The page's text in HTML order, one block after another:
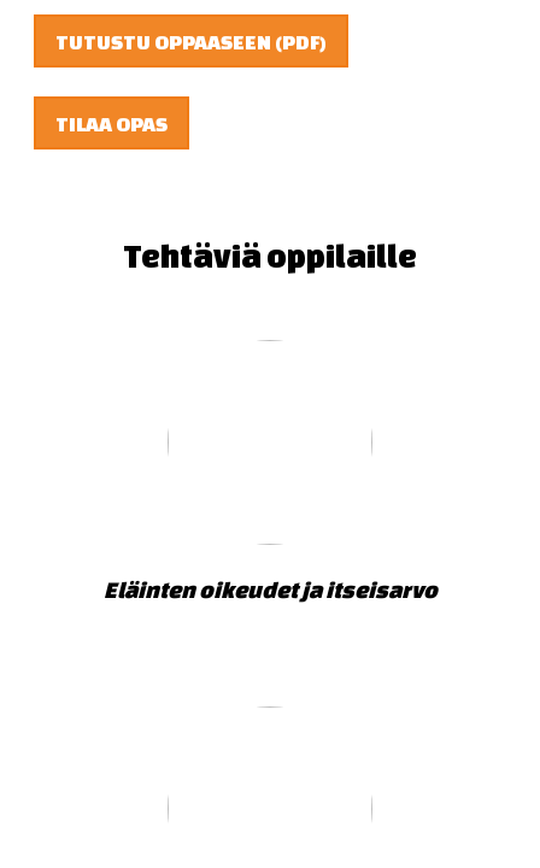
TUTUSTU OPPAASEEN (PDF)
TILAA OPAS
Tehtäviä oppilaille
Eläinten oikeudet ja itseisarvo